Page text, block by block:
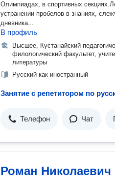
Олимпиадах, в спортивных секциях.Летом помогаю детям в
устранении пробелов в знаниях,
дневника...
В профиль
Высшее, Кустанайский
филологический факультет,
литературы
Русский как иностранный
Телефон Чат
Роман Николаевич